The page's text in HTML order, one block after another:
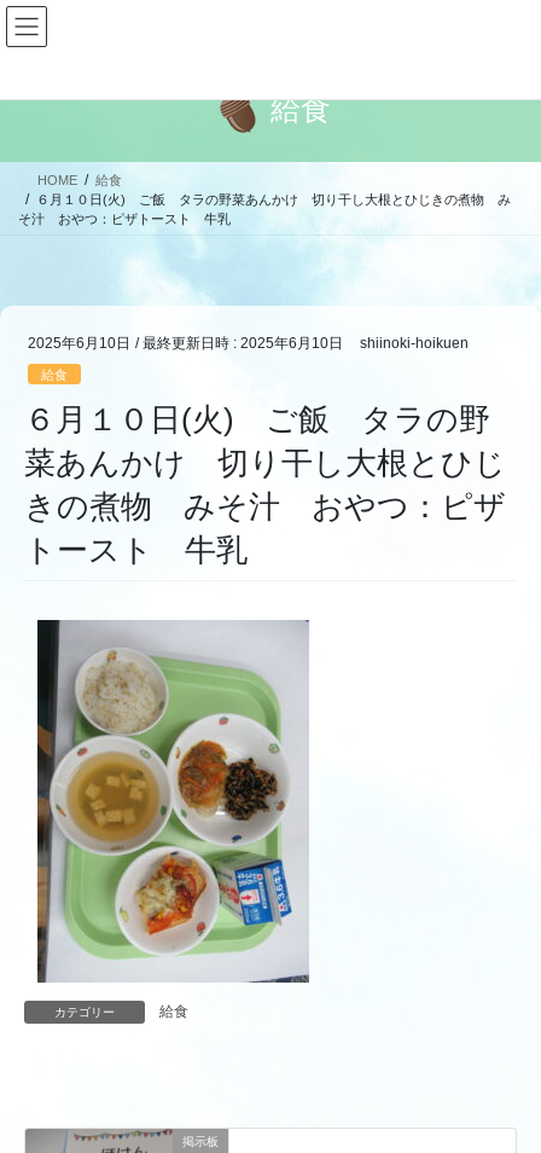
コ
ン
ス
ナ
ビ
ン
給食
HOME
給食
６月１０日(火) ご飯 タラの野菜あんかけ 切り干し大根とひじきの煮物 み
そ汁 おやつ：ピザトースト 牛乳
2025年6月10日 / 最終更新日時 : 2025年6月10日 shiinoki-hoikuen
給食
６月１０日(火) ご飯 タラの野
菜あんかけ 切り干し大根とひじ
きの煮物 みそ汁 おやつ：ピザ
トースト 牛乳
カテゴリー 給食
掲示板